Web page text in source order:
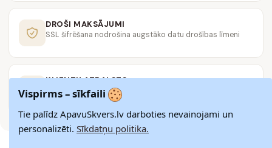
DROŠI MAKSĀJUMI
SSL šifrēšana nodrošina augstāko datu drošības līmeni
KLIENTU ATBALSTS
Rakstiet mumshello@apavuskvers.lv
Vispirms – sīkfaili
Tie palīdz ApavuSkvers.lv darboties nevainojami un
personalizēti. Sīkdatņu politika.